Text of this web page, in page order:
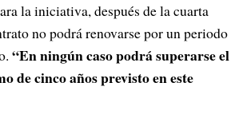
la iniciativa, después de la cuarta
no podrá renovarse por un periodo
“En ningún caso podrá superarse el
de cinco años previsto en este